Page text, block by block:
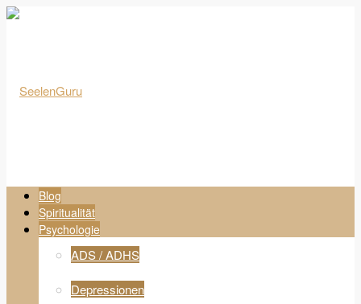
Blog
Spiritualität
Psychologie
ADS / ADHS
Depressionen